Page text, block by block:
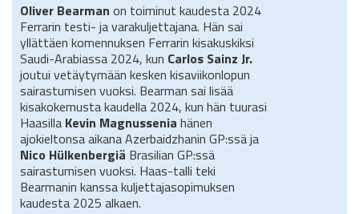
Oliver Bearman on toiminut kaudesta 2024
Ferrarin testi- ja varakuljettajana. Hän sai
yllättäen komennuksen Ferrarin kisakuskiksi
Saudi-Arabiassa 2024, kun Carlos Sainz Jr.
joutui vetäytymään kesken kisaviikonlopun
sairastumisen vuoksi. Bearman sai lisää
kisakokemusta kaudella 2024, kun hän tuurasi
Haasilla Kevin Magnussenia hänen
ajokieltonsa aikana Azerbaidzhanin GP:ssä ja
Nico Hülkenbergiä Brasilian GP:ssä
sairastumisen vuoksi. Haas-talli teki
Bearmanin kanssa kuljettajasopimuksen
kaudesta 2025 alkaen.